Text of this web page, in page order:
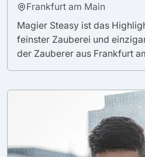
Frankfurt am Main
Magier Steasy ist das
feinster Zauberei und
der Zauberer aus Frankfurt